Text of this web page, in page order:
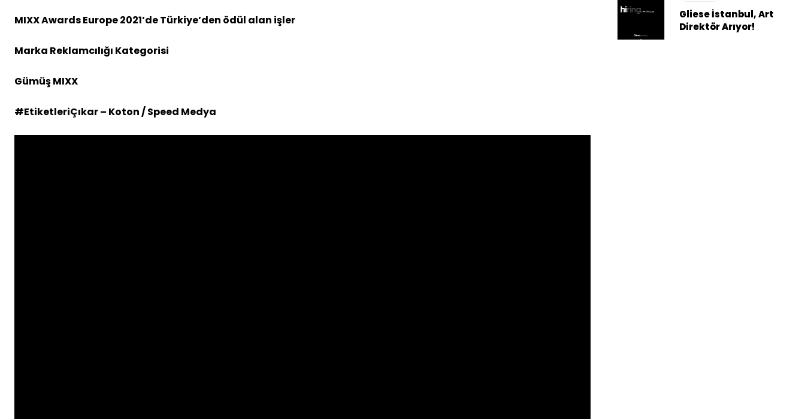
MIXX Awards Europe 2021’de Türkiye’den ödül alan işler
Marka Reklamcılığı Kategorisi
Gümüş MIXX
#EtiketleriÇıkar – Koton / Speed Medya
Gliese İstanbul, Art
Direktör Arıyor!